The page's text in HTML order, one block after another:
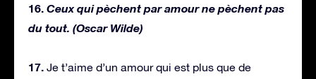
16. Ceux qui pèchent par amour ne pèchent pas
du tout. (Oscar Wilde)
17. Je t’aime d’un amour qui est plus que de